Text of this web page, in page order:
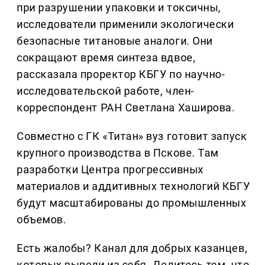
при разрушении упаковки и токсичны,
исследователи применили экологически
безопасные титановые аналоги. Они
сокращают время синтеза вдвое,
рассказала проректор КБГУ по научно-
исследовательской работе, член-
корреспондент РАН Светлана Хаширова.
Совместно с ГК «Титан» вуз готовит запуск
крупного производства в Пскове. Там
разработки Центра прогрессивных
материалов и аддитивных технологий КБГУ
будут масштабированы до промышленных
объемов.
Есть жалобы? Канал для добрых казанцев,